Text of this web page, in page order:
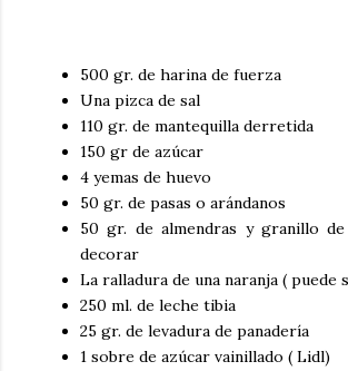
500 gr. de harina de fuerza
Una pizca de sal
110 gr. de mantequilla derretida
150 gr de azúcar
4 yemas de huevo
50 gr. de pasas o arándanos
50 gr. de almendras y granillo de
decorar
La ralladura de una naranja ( puede
250 ml. de leche tibia
25 gr. de levadura de panadería
1 sobre de azúcar vainillado ( Lidl)